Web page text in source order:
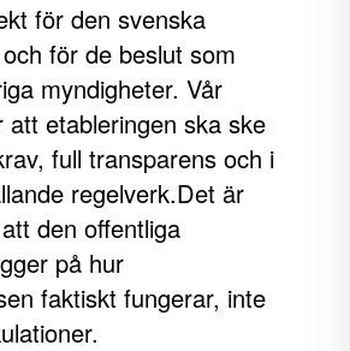
för den svenska
för de beslut som
myndigheter. Vår
att etableringen ska ske
full transparens och i
regelverk.Det är
den offentliga
på hur
faktiskt fungerar, inte